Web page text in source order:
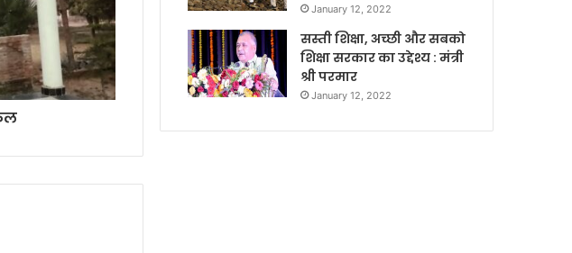
January 12, 2022
सस्ती शिक्षा, अच्छी और सबको
शिक्षा सरकार का उद्देश्य : मंत्री
श्री परमार
January 12, 2022